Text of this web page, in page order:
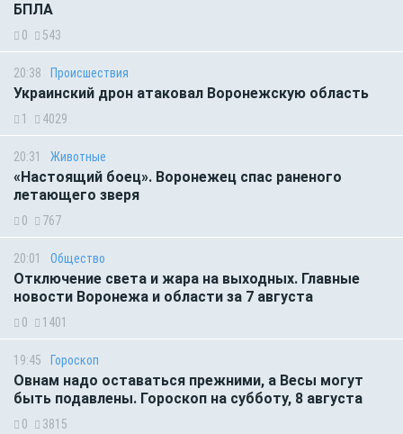
БПЛА
0 543
20:38 Происшествия
Украинский дрон атаковал Воронежскую область
1 4029
20:31 Животные
«Настоящий боец». Воронежец спас раненого
летающего зверя
0 767
20:01 Общество
Отключение света и жара на выходных. Главные
новости Воронежа и области за 7 августа
0 1401
19:45 Гороскоп
Овнам надо оставаться прежними, а Весы могут
быть подавлены. Гороскоп на субботу, 8 августа
0 3815